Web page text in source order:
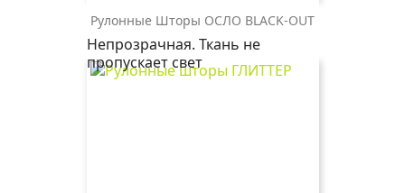
Рулонные Шторы ОСЛО BLACK-OUT
Непрозрачная. Ткань не
пропускает свет
ОСЛО
BLACK-
OUT
ОСЛО
BLACK-
OUT
BLACK-
OUT